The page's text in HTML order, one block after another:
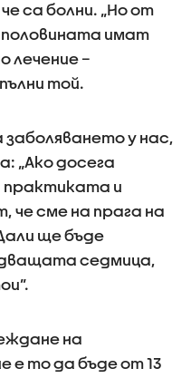
са болни. „Но от
имат
лечение –
той.
у нас,
„Ако досега
практиката и
че сме на прага на
ще бъде
седмица,
на
е то да бъде от 13